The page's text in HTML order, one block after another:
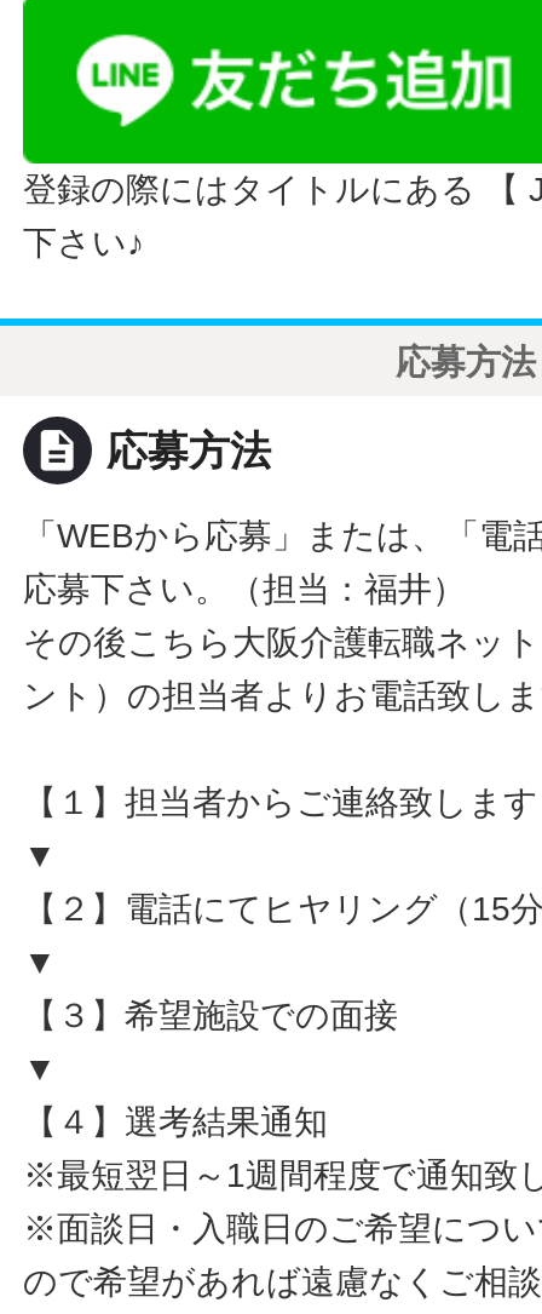
登録の際にはタイトルにある 【
下さい♪
応募方法
description 応募方法
「WEBから応募」または、「電
応募下さい。（担当：福井）
その後こちら大阪介護転職ネッ
ント）の担当者よりお電話致し
【１】担当者からご連絡致します
▼
【２】電話にてヒヤリング（15
▼
【３】希望施設での面接
▼
【４】選考結果通知
※最短翌日～1週間程度で通知致
※面談日・入職日のご希望につ
ので希望があれば遠慮なくご相